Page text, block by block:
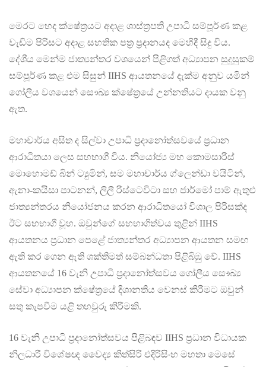
මෙරට හෙද ක්ෂේත්‍රයට අදාළ ශාස්ත්‍රපති උපාධි සම්පූර්ණ කළ
වැඩිම පිරිසට අදාළ සහතික පත්‍ර ප්‍රදානයද මෙහිදී සිදු විය.
දේශීය මෙන්ම ජාත්‍යන්තර වශයෙන් පිළිගත් අධ්‍යාපන සුදුසුකම්
සම්පූර්ණ කළ එම සිසුන් IIHS ආයතනයේ දැක්ම අනුව යමින්
ගෝලීය වශයෙන් සෞඛ්‍ය ක්ෂේත්‍රයේ උන්නතියට දායක වනු
ඇත.
මහාචාර්ය අසිත ද සිල්වා උපාධි ප්‍රදානෝත්සවයේ ප්‍රධාන
ආරාධිතයා ලෙස සහභාගී විය. නියෝජ්‍ය මහ කොමසාරිස්
මොහොමඩ් බින් ට්‍යුමින්, සම මහාචාර්ය ග්ලෙන්ඩා වයිටින්,
ඇනා-කයිසා පාටනන්, ලිලී රිස්ටෙවිටා සහ ජාර්මෝ පාම් ඇතුළු
ජාත්‍යන්තරය නියෝජනය කරන ආරාධිතයෝ විශාල පිරිසක්ද
ඊට සහභාගී වූහ. ඔවුන්ගේ සහභාගිත්වය තුළින් IIHS
ආයතනය ප්‍රධාන පෙළේ ජාත්‍යන්තර අධ්‍යාපන ආයතන සමඟ
ඇති කර ගෙන ඇති ශක්තිමත් සම්බන්ධතා පිළිබිඹු වේ. IIHS
ආයතනයේ 16 වැනි උපාධි ප්‍රදානෝත්සවය ගෝලීය සෞඛ්‍ය
සේවා අධ්‍යාපන ක්ෂේත්‍රයේ දිශානතිය වෙනස් කිරීමට ඔවුන්
සතු කැපවීම යළි තහවුරු කිරීමකි.
16 වැනි උපාධි ප්‍රදානෝත්සවය පිළිබඳව IIHS ප්‍රධාන විධායක
නිලධාරී විශේෂඥ වෛද්‍ය කිත්සිරි එදිරිසිංහ මහතා මෙසේ